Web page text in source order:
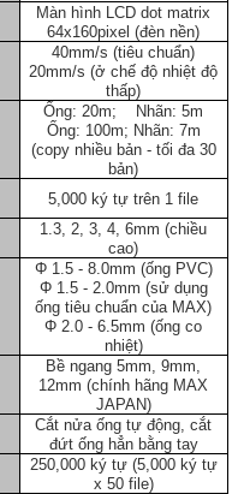
Màn hình LCD dot matrix
64x160pixel (đèn nền)
40mm/s (tiêu chuẩn)
20mm/s (ở chế độ nhiệt độ
thấp)
Ống: 20m; Nhãn: 5m
Ống: 100m; Nhãn: 7m
(copy nhiều bản - tối đa 30
bản)
5,000 ký tự trên 1 file
1.3, 2, 3, 4, 6mm (chiều
cao)
Φ 1.5 - 8.0mm (ống PVC)
Φ 1.5 - 2.0mm (sử dụng
ống tiêu chuẩn của MAX)
Φ 2.0 - 6.5mm (ống co
nhiệt)
Bề ngang 5mm, 9mm,
12mm (chính hãng MAX
JAPAN)
Cắt nửa ống tự động, cắt
đứt ống hẳn bằng tay
250,000 ký tự (5,000 ký tự
x 50 file)